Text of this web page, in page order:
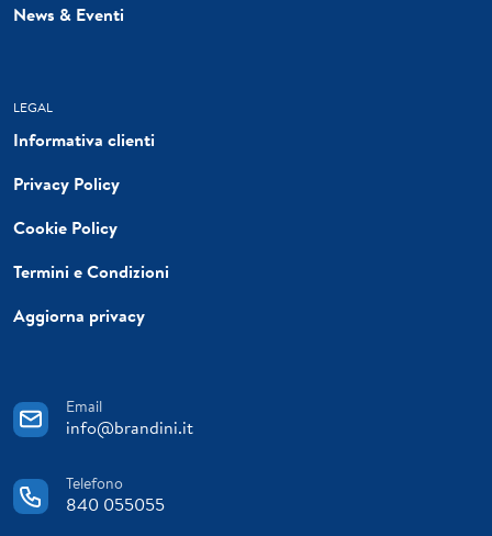
News & Eventi
LEGAL
Informativa clienti
Privacy Policy
Cookie Policy
Termini e Condizioni
Aggiorna privacy
Email
info@brandini.it
Telefono
840 055055